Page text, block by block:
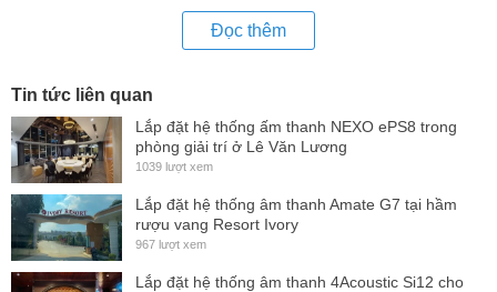
Đọc thêm
Tin tức liên quan
Lắp đặt hệ thống ấm thanh NEXO ePS8 trong
phòng giải trí ở Lê Văn Lương
1039 lượt xem
Lắp đặt hệ thống âm thanh Amate G7 tại hầm
rượu vang Resort Ivory
967 lượt xem
Lắp đặt hệ thống âm thanh 4Acoustic Si12 cho